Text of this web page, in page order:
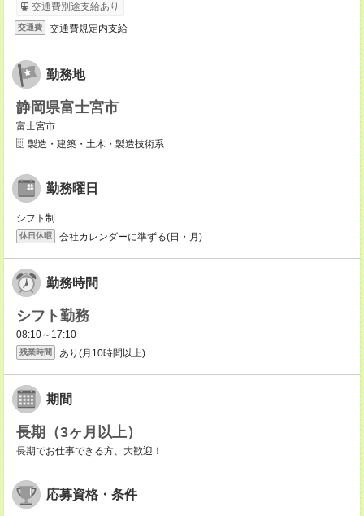
交通費別途支給あり
交通費 交通費規定内支給
勤務地
静岡県富士宮市
富士宮市
製造・建築・土木・製造技術系
勤務曜日
シフト制
休日休暇 会社カレンダーに準ずる(日・月)
勤務時間
シフト勤務
08:10～17:10
残業時間 あり(月10時間以上)
期間
長期（3ヶ月以上）
長期でお仕事できる方、大歓迎！
応募資格・条件